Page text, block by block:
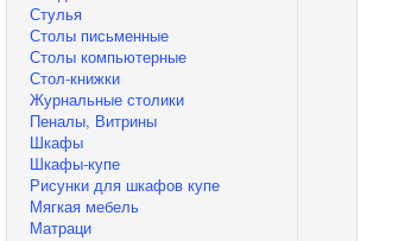
Стулья
Столы письменные
Столы компьютерные
Стол-книжки
Журнальные столики
Пеналы, Витрины
Шкафы
Шкафы-купе
Рисунки для шкафов купе
Мягкая мебель
Матраци